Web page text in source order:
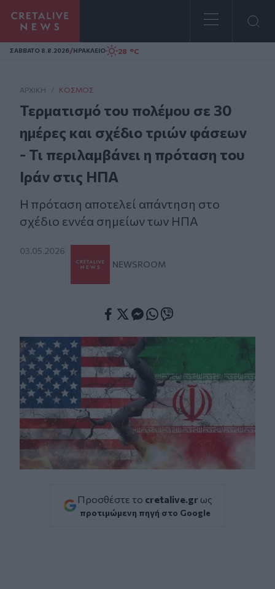
Homepage
ΣAΒΒΑΤΟ 8.8.2026/ΗΡΑΚΛΕΙΟ 28 °C
ΑΡΧΙΚΗ / ΚΌΣΜΟΣ
Τερματισμό του πολέμου σε 30
ημέρες και σχέδιο τριών φάσεων
- Τι περιλαμβάνει η πρόταση του
Ιράν στις ΗΠΑ
Η πρόταση αποτελεί απάντηση στο
σχέδιο εννέα σημείων των ΗΠΑ
03.05.2026
NEWSROOM
Προσθέστε το cretalive.gr ως
προτιμώμενη πηγή στο Google